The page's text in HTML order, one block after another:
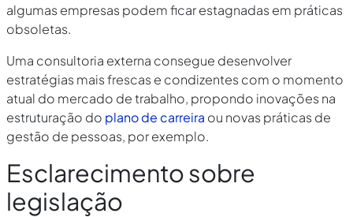
algumas empresas podem ficar estagnadas em práticas
obsoletas.
Uma consultoria externa consegue desenvolver
estratégias mais frescas e condizentes com o momento
atual do mercado de trabalho, propondo inovações na
estruturação do plano de carreira ou novas práticas de
gestão de pessoas, por exemplo.
Esclarecimento sobre
legislação